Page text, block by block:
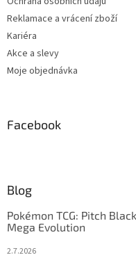
Reklamace a vrácení zboží
Kariéra
Akce a slevy
Moje objednávka
Facebook
Blog
Pokémon TCG: Pitch
Mega Evolution
2.7.2026